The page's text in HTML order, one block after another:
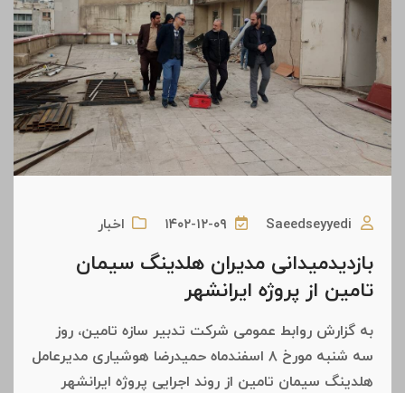
Saeedseyyedi ۱۴۰۲-۱۲-۰۹ اخبار
بازدیدمیدانی مدیران هلدینگ سیمان
تامین از پروژه ایرانشهر
به گزارش روابط عمومی شرکت تدبیر سازه تامین، روز
سه شنبه مورخ ۸ اسفندماه حمیدرضا هوشیاری مدیرعامل
هلدینگ سیمان تامین از روند اجرایی پروژه ایرانشهر